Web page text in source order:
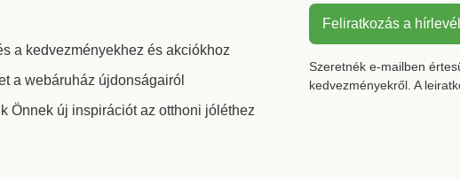
a kedvezményekhez és akciókhoz
a webáruház újdonságairól
Önnek új inspirációt az otthoni jóléthez
Feliratkozás a
Szeretnék e-mailben
kedvezményekről. A